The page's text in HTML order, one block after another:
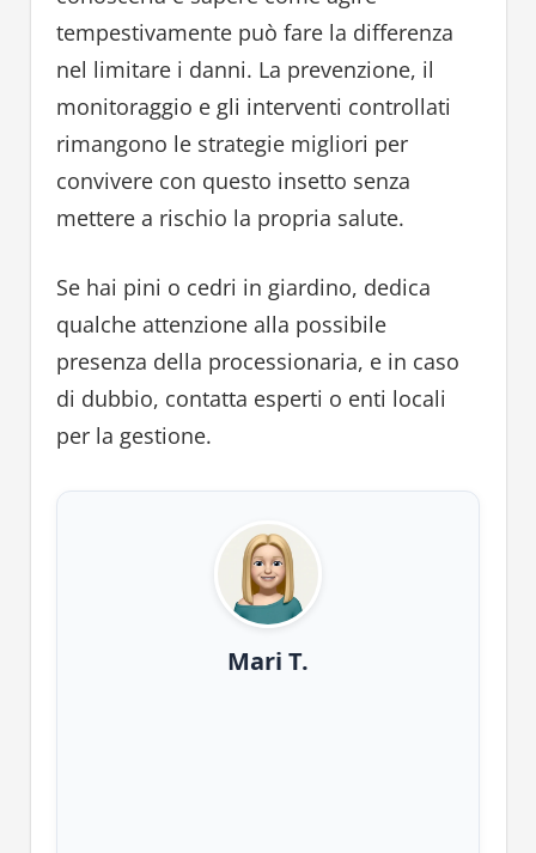
tempestivamente può fare la differenza
nel limitare i danni. La prevenzione, il
monitoraggio e gli interventi controllati
rimangono le strategie migliori per
convivere con questo insetto senza
mettere a rischio la propria salute.
Se hai pini o cedri in giardino, dedica
qualche attenzione alla possibile
presenza della processionaria, e in caso
di dubbio, contatta esperti o enti locali
per la gestione.
Mari T.